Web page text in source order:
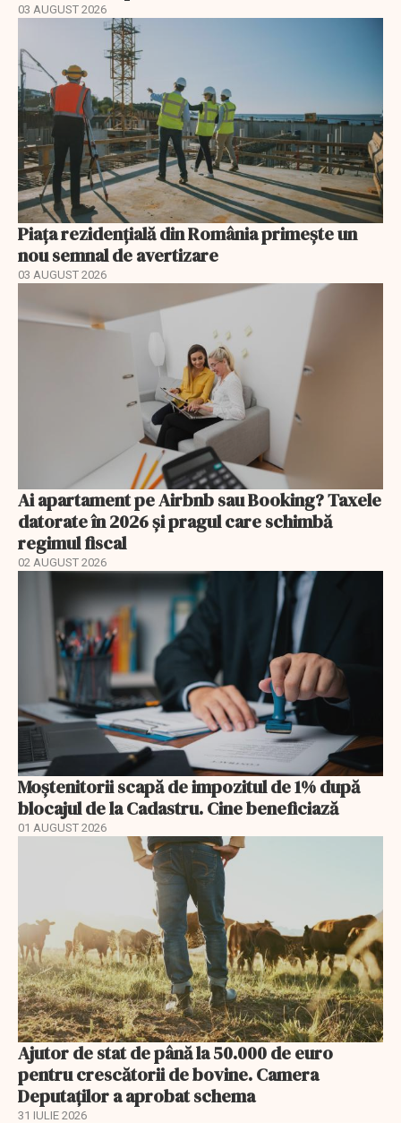
03 AUGUST 2026
Piața rezidențială din România primește un
nou semnal de avertizare
03 AUGUST 2026
Ai apartament pe Airbnb sau Booking? Taxele
datorate în 2026 și pragul care schimbă
regimul fiscal
02 AUGUST 2026
Moștenitorii scapă de impozitul de 1% după
blocajul de la Cadastru. Cine beneficiază
01 AUGUST 2026
Ajutor de stat de până la 50.000 de euro
pentru crescătorii de bovine. Camera
Deputaților a aprobat schema
31 IULIE 2026